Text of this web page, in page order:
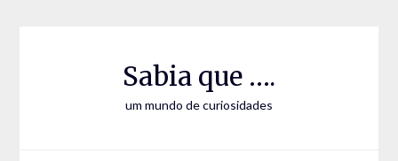
Sabia que ….
um mundo de curiosidades